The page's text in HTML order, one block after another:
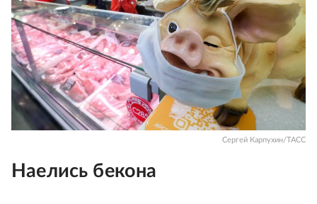
Сергей Карпухин/ТАСС
Наелись бекона